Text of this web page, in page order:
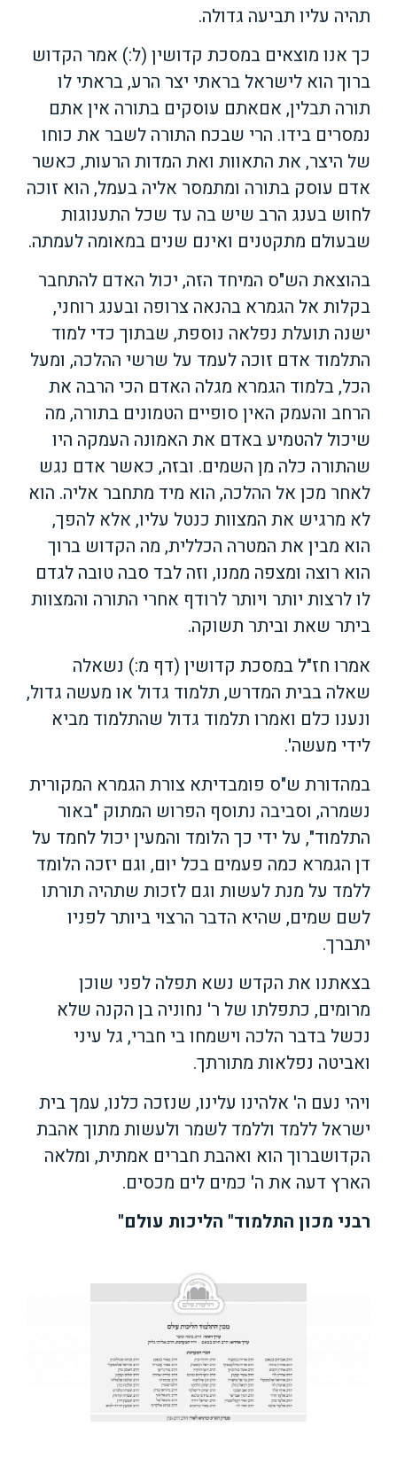
תהיה עליו תביעה גדולה.
כך אנו מוצאים במסכת קדושין (ל:) אמר הקדוש
ברוך הוא לישראל בראתי יצר הרע, בראתי לו
תורה תבלין, אםאתם עוסקים בתורה אין אתם
נמסרים בידו. הרי שבכח התורה לשבר את כוחו
של היצר, את התאוות ואת המדות הרעות, כאשר
אדם עוסק בתורה ומתמסר אליה בעמל, הוא זוכה
לחוש בענג הרב שיש בה עד שכל התענוגות
שבעולם מתקטנים ואינם שנים במאומה לעמתה.
בהוצאת הש"ס המיחד הזה, יכול האדם להתחבר
בקלות אל הגמרא בהנאה צרופה ובענג רוחני,
ישנה תועלת נפלאה נוספת, שבתוך כדי למוד
התלמוד אדם זוכה לעמד על שרשי ההלכה, ומעל
הכל, בלמוד הגמרא מגלה האדם הכי הרבה את
הרחב והעמק האין סופיים הטמונים בתורה, מה
שיכול להטמיע באדם את האמונה העמקה היו
שהתורה כלה מן השמים. ובזה, כאשר אדם נגש
לאחר מכן אל ההלכה, הוא מיד מתחבר אליה. הוא
לא מרגיש את המצוות כנטל עליו, אלא להפך,
הוא מבין את המטרה הכללית, מה הקדוש ברוך
הוא רוצה ומצפה ממנו, וזה לבד סבה טובה לגדם
לו לרצות יותר ויותר לרודף אחרי התורה והמצוות
ביתר שאת וביתר תשוקה.
אמרו חז"ל במסכת קדושין (דף מ:) נשאלה
שאלה בבית המדרש, תלמוד גדול או מעשה גדול,
ונענו כלם ואמרו תלמוד גדול שהתלמוד מביא
לידי מעשה'.
במהדורת ש"ס פומבדיתא צורת הגמרא המקורית
נשמרה, וסביבה נתוסף הפרוש המתוק "באור
התלמוד", על ידי כך הלומד והמעין יכול לחמד על
דן הגמרא כמה פעמים בכל יום, וגם יזכה הלומד
ללמד על מנת לעשות וגם לזכות שתהיה תורתו
לשם שמים, שהיא הדבר הרצוי ביותר לפניו
יתברך.
בצאתנו את הקדש נשא תפלה לפני שוכן
מרומים, כתפלתו של ר' נחוניה בן הקנה שלא
נכשל בדבר הלכה וישמחו בי חברי, גל עיני
ואביטה נפלאות מתורתך.
ויהי נעם ה' אלהינו עלינו, שנזכה כלנו, עמך בית
ישראל ללמד וללמד לשמר ולעשות מתוך אהבת
הקדושברוך הוא ואהבת חברים אמתית, ומלאה
הארץ דעה את ה' כמים לים מכסים.
רבני מכון התלמוד" הליכות עולם"